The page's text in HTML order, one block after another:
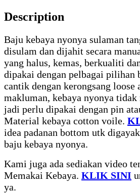
Description
Baju kebaya nyonya sulaman
disulam dan dijahit secara
yang halus, kemas, berkualiti
dipakai dengan pelbagai pilihan
cantik dengan kerongsang loose
makluman, kebaya nyonya
jadi perlu dipakai dengan pin
Material kebaya cotton voile.
idea padanan bottom utk
baju kebaya nyonya.
Kami juga ada sediakan video
Memakai Kebaya. KLIK SINI
ya.